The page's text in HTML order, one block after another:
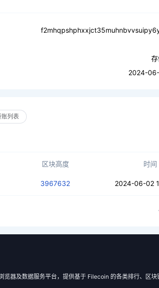
2024-
账列表
区块高度 时间
3967632 2024-06-02
器及数据服务平台，提供基于 Filecoin 的各类排行、区块